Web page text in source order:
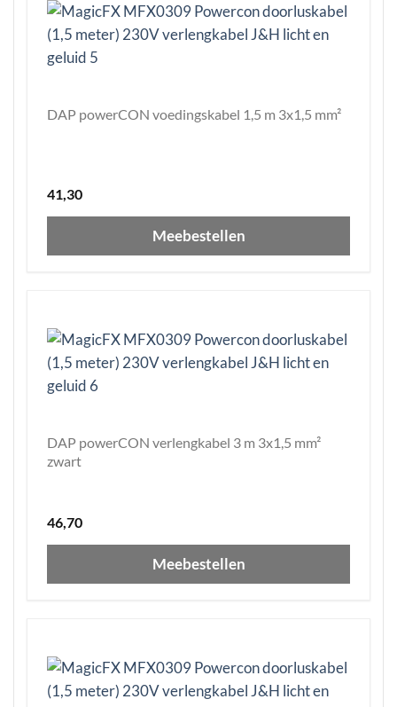
DAP powerCON voedingskabel 1,5 m 3x1,5 mm²
41,30
Meebestellen
DAP powerCON verlengkabel 3 m 3x1,5 mm²
zwart
46,70
Meebestellen